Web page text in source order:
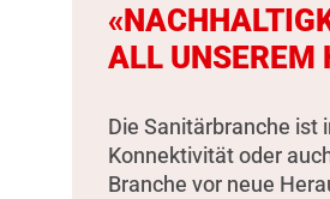
ALL UNSEREM
Die Sanitärbranche ist
Konnektivität oder
Branche vor neue